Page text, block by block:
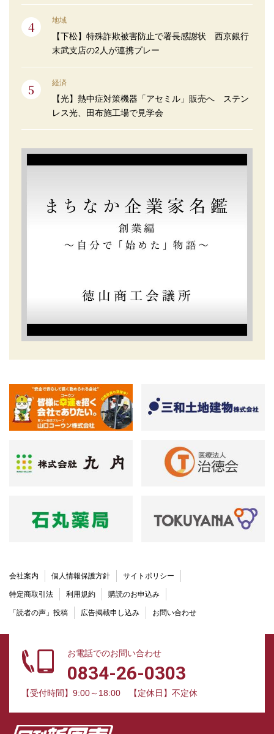
地域
【下松】特殊詐欺被害防止で署長感謝状 西京銀行
末武支店の2人が連携プレー
経済
【光】熱中症対策機器「アセミル」販売へ ステン
レス光、田布施工場で見学会
会社案内 個人情報保護方針 サイトポリシー
特定商取引法 利用規約 購読のお申込み
「読者の声」投稿 広告掲載申し込み お問い合わせ
お電話でのお問い合わせ
0834-26-0303
【受付時間】9:00～18:00 【定休日】不定休